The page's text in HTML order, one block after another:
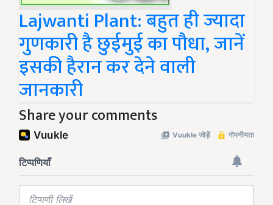
Lajwanti Plant: बहुत ही ज्यादा
गुणकारी है छुईमुई का पौधा, जानें
इसकी हैरान कर देने वाली
जानकारी
Share your comments